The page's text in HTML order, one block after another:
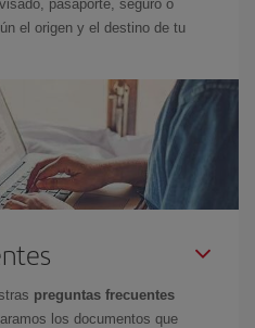
pasaporte, seguro o
el origen y el destino de tu
preguntas frecuentes
los documentos que